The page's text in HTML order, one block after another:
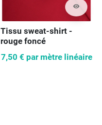
visibility
Tissu sweat-shirt -
rouge foncé
7,50 € par mètre linéaire